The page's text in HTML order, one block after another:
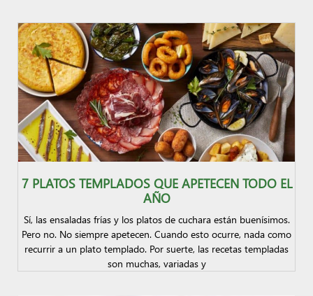
7 PLATOS TEMPLADOS QUE APETECEN TODO EL
AÑO
Sí, las ensaladas frías y los platos de cuchara están buenísimos.
Pero no. No siempre apetecen. Cuando esto ocurre, nada como
recurrir a un plato templado. Por suerte, las recetas templadas
son muchas, variadas y